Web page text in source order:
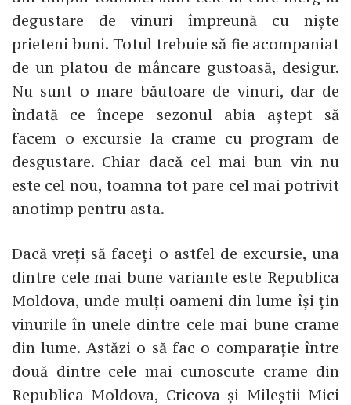
degustare de vinuri împreună cu niște
prieteni buni. Totul trebuie să fie acompaniat
de un platou de mâncare gustoasă, desigur.
Nu sunt o mare băutoare de vinuri, dar de
îndată ce începe sezonul abia aștept să
facem o excursie la crame cu program de
desgustare. Chiar dacă cel mai bun vin nu
este cel nou, toamna tot pare cel mai potrivit
anotimp pentru asta.
Dacă vreți să faceți o astfel de excursie, una
dintre cele mai bune variante este Republica
Moldova, unde mulți oameni din lume își țin
vinurile în unele dintre cele mai bune crame
din lume. Astăzi o să fac o comparație între
două dintre cele mai cunoscute crame din
Republica Moldova, Cricova și Mileștii Mici